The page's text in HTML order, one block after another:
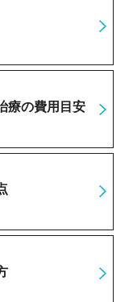
療の費用目安